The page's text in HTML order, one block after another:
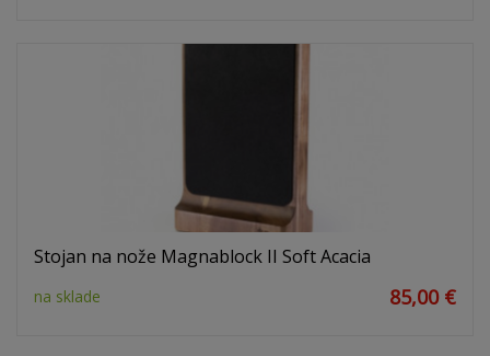
Stojan na nože Magnablock II Soft Acacia
na sklade 85,00 €